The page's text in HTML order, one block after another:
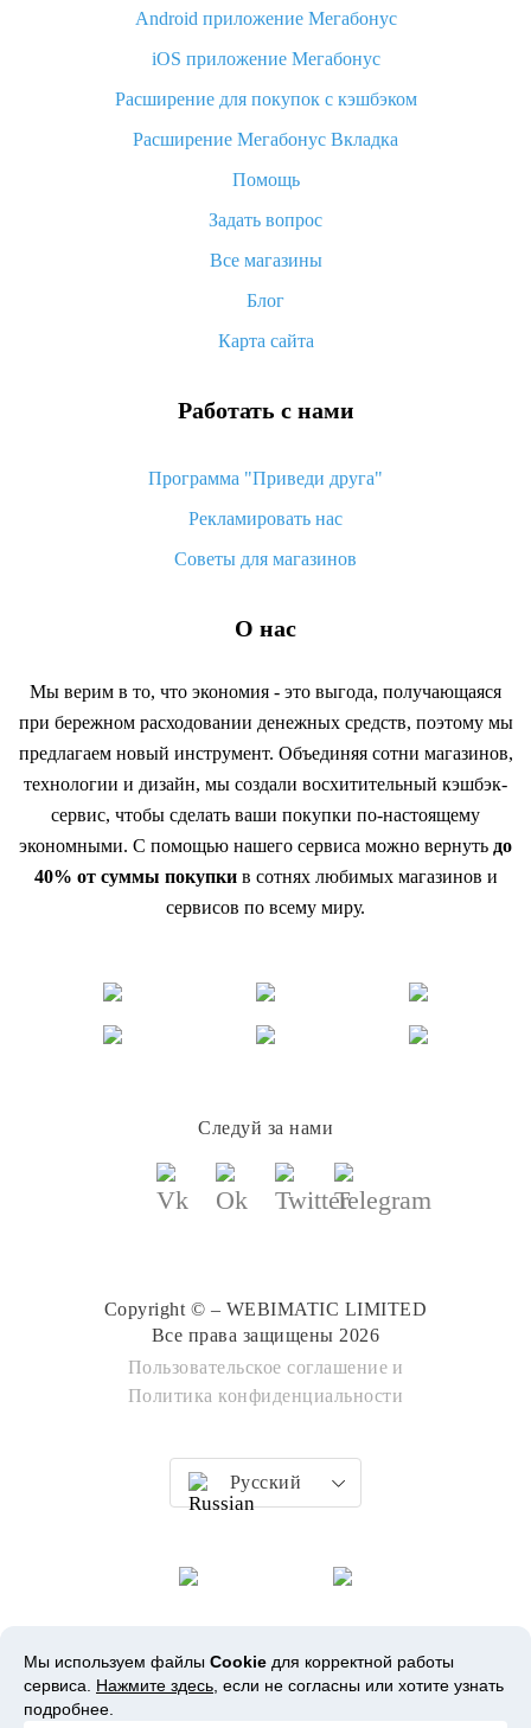
Вы отменили заказ на Алиэкспресс, когда вернут деньги?
Что такое баллы на Алиэкспресс, как их получить и
«AliExpress Standard Shipping»: что это за метод доставки и
как его отслеживать
Как покупать оптом на Алиэкспресс
Что делать, если не пришел товар с Алиэкспресс
возврата денег
Android приложение Мегабонус
iOS приложение Мегабонус
Расширение для покупок с кэшбэком
Расширение Мегабонус Вкладка
Помощь
Задать вопрос
Все магазины
Блог
Карта сайта
Работать с нами
Программа "Приведи друга"
Рекламировать нас
Советы для магазинов
О нас
Мы верим в то, что экономия - это выгода, получающаяся
при бережном расходовании денежных средств, поэтому мы
предлагаем новый инструмент. Объединяя сотни магазинов,
технологии и дизайн, мы создали восхитительный кэшбэк-
сервис, чтобы сделать ваши покупки по-настоящему
экономными. С помощью нашего сервиса можно вернуть до
40% от суммы покупкив сотнях любимых магазинов и
сервисов по всему миру.
Следуй за нами
Copyright © – WEBIMATIC LIMITED
Все права защищены 2026
Пользовательское соглашение и
Политика конфиденциальности
Русский
Мы используем файлы Cookie для корректной работы
сервиса. Нажмите здесь , если не согласны или хотите узнать
подробнее.